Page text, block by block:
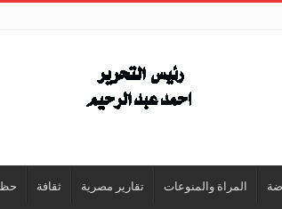
المراة والمنوعات تقارير مصرية ثقافة